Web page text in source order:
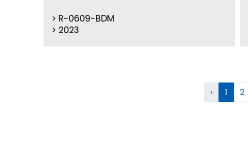
R-0609-BDM
2023
‹ 1 2